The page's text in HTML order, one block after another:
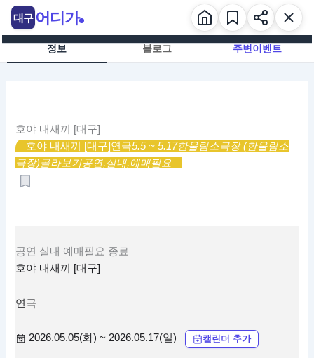
츠
정보 블로그 주변이벤트
호야 내새끼 [대구]
호야 내새끼 [대구]연극5.5 ~ 5.17한울림소극장 (한울림소
극장)골라보기공연,실내,예매필요
공연 실내 예매필요 종료
호야 내새끼 [대구]
연극
2026.05.05(화) ~ 2026.05.17(일) 캘린더 추가
대구 어디가